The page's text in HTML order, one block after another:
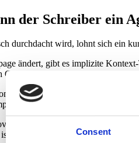
Consent
der Schreiber ein
durchdacht wird, lohnt sich ein
ändert, gibt es implizite
ausgelöst hat. Dieses
ändert, existiert dieser implizite
Context erhalten). Aber sobald
Herausforderung: nicht zu